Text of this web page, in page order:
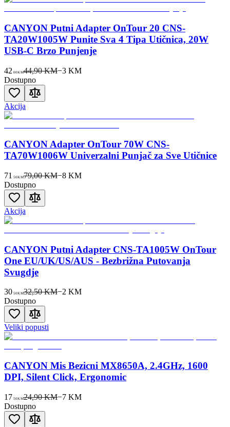
CANYON Putni Adapter OnTour 20 CNS-
TA20W1005W Punite Sva 4 Tipa Utičnica, 20W
USB-C Brzo Punjenje
42 00KM44,90 KM−3KM
Dostupno
Akcija
CANYON Adapter OnTour 70W CNS-
TA70W1006W Univerzalni Punjač za Sve Utičnice
71 50KM79,00 KM−8KM
Dostupno
Akcija
CANYON Putni Adapter CNS-TA1005W OnTour
One EU/UK/US/AUS - Bezbrižna Putovanja
Svugdje
30 50KM32,50 KM−2KM
Dostupno
Veliki popusti
CANYON Mis Bezicni MX8650A, 2.4GHz, 1600
DPI, Silent Click, Ergonomic
17 50KM24,90 KM−7KM
Dostupno